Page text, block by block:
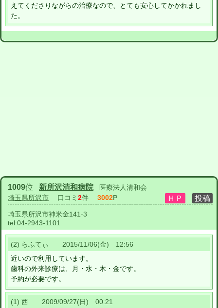
えてくださりながらの治療なので、とても安心してかかれまし
た。
1009位 新所沢清和病院
医療法人清和会
埼玉県所沢市 口コミ 2件 3002P
埼玉県所沢市神米金141-3
tel:04-2943-1101
(2) らふてぃ 2015/11/06(金) 12:56
近いので利用しています。
歯科の外来診療は、月・水・木・金です。
予約が必要です。
(1) 西 2009/09/27(日) 00:21